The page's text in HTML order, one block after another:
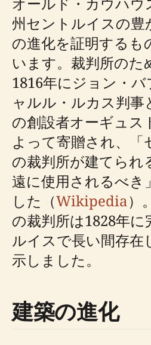
州セントルイスの豊
の進化を証明するも
います。裁判所のた
1816年にジョン・
ャルル・ルカス判事
の創設者オーギュス
よって寄贈され、「
の裁判所が建てられ
遠に使用されるべき
した（Wikipedia）
の裁判所は1828年に
ルイスで長い間存在
示しました。
建築の進化